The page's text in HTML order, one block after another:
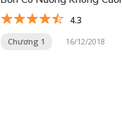
4.3
Chương 1 16/12/2018